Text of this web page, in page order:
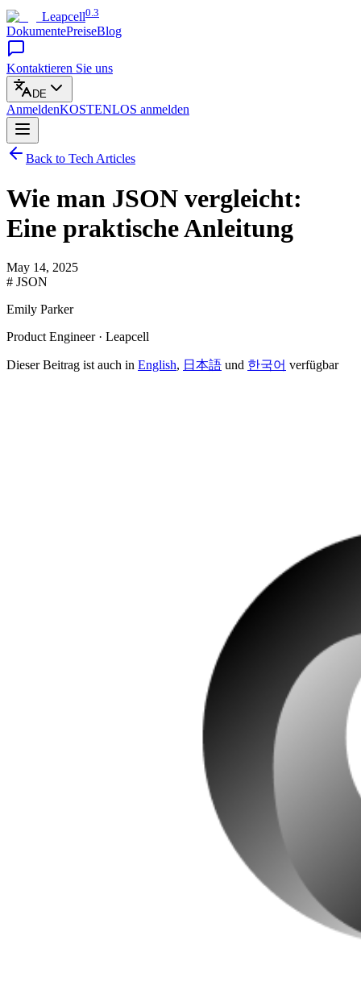
Leapcell0.3
DokumentePreiseBlog
Kontaktieren Sie uns
DE
AnmeldenKOSTENLOS anmelden
Back to Tech Articles
Wie man JSON vergleicht:
Eine praktische Anleitung
May 14, 2025
# JSON
Emily Parker
Product Engineer · Leapcell
Dieser Beitrag ist auch in English, 日本語 und 한국어 verfügbar